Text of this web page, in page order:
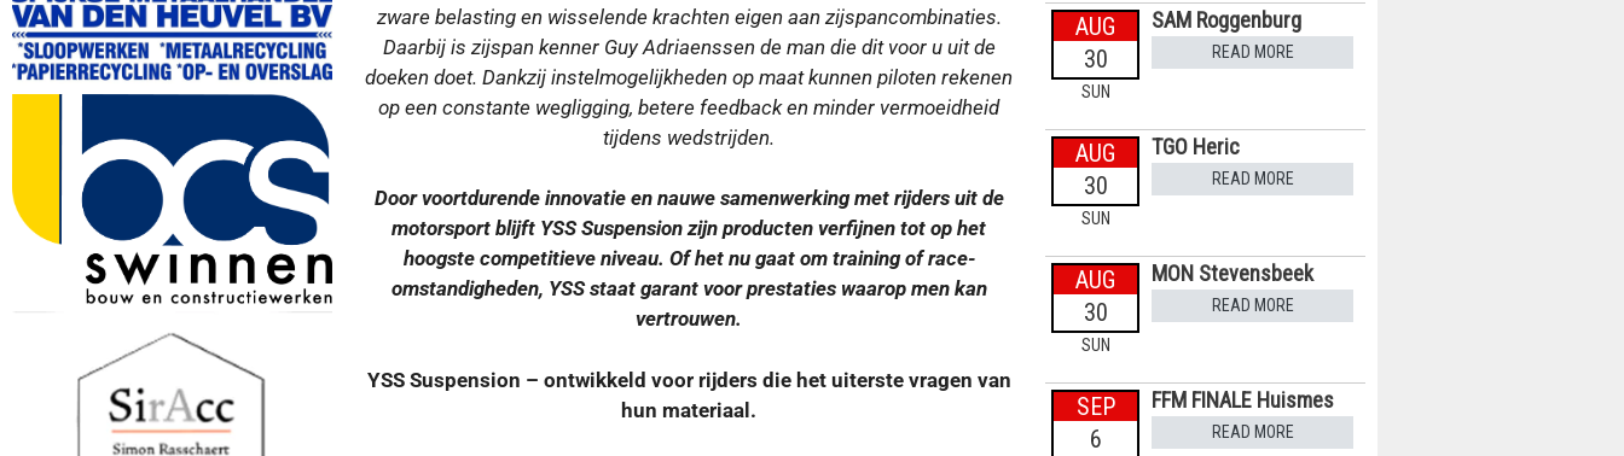
zware belasting en wisselende krachten eigen aan zijspancombinaties.
Daarbij is zijspan kenner Guy Adriaenssen de man die dit voor u uit de
doeken doet. Dankzij instelmogelijkheden op maat kunnen piloten rekenen
op een constante wegligging, betere feedback en minder vermoeidheid
tijdens wedstrijden.
Door voortdurende innovatie en nauwe samenwerking met rijders uit de
motorsport blijft YSS Suspension zijn producten verfijnen tot op het
hoogste competitieve niveau. Of het nu gaat om training of race-
omstandigheden, YSS staat garant voor prestaties waarop men kan
vertrouwen.
YSS Suspension – ontwikkeld voor rijders die het uiterste vragen van
hun materiaal.
AUG
30
SUN
SAM Roggenburg
READ MORE
AUG
30
SUN
TGO Heric
READ MORE
AUG
30
SUN
MON Stevensbeek
READ MORE
SEP
6
FFM FINALE Huismes
READ MORE